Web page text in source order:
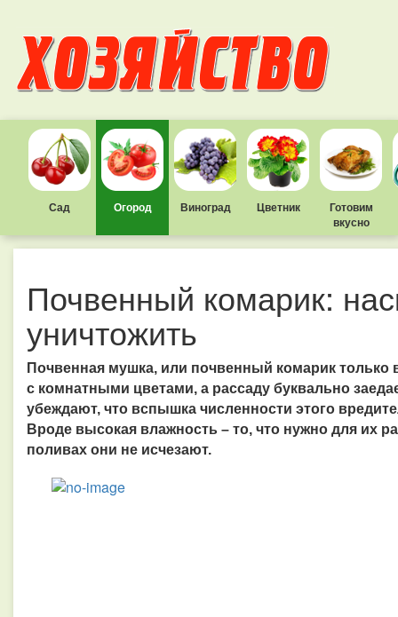
Сад Огород Виноград Цветник
Готовим
вкусно
Почвенный комарик:
уничтожить
Почвенная мушка, или почвенный комарик только
с комнатными цветами, а рассаду буквально
убеждают, что вспышка численности этого
Вроде высокая влажность – то, что нужно для их
поливах они не исчезают.